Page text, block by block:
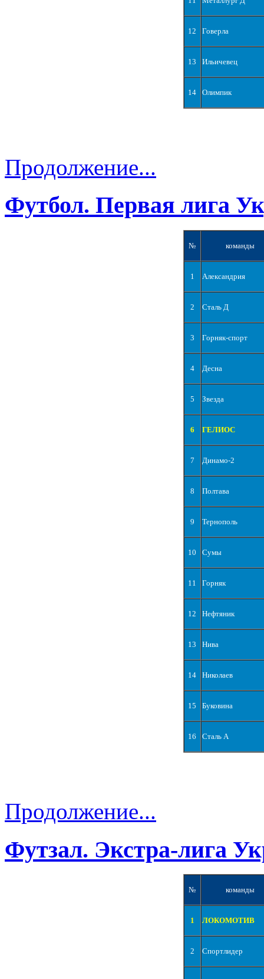
12 Говерла
13 Ильичевец
14 Олимпик
Продолжение...
Футбол. Первая лига
№ команды
1 Александрия
2 Сталь Д
3 Горняк-спорт
4 Десна
5 Звезда
6 ГЕЛИОС
7 Динамо-2
8 Полтава
9 Тернополь
10 Сумы
11 Горняк
12 Нефтяник
13 Нива
14 Николаев
15 Буковина
16 Сталь А
Продолжение...
Футзал. Экстра-лига
№ команды
1 ЛОКОМОТИВ
2 Спортлидер